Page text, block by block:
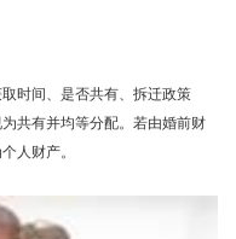
时间、是否共有、拆迁政策
共有并均等分配。若由婚前财
人财产。